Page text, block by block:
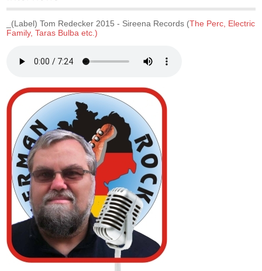
_(Label) Tom Redecker 2015 - Sireena Records (The Perc, Electric
Family, Taras Bulba etc.)